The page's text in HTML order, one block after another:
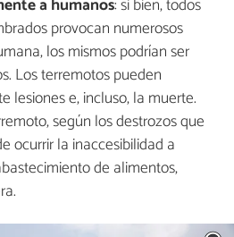
a humanos: si bien, todos
provocan numerosos
los mismos podrían ser
Los terremotos pueden
lesiones e, incluso, la muerte.
según los destrozos que
ocurrir la inaccesibilidad a
de alimentos,